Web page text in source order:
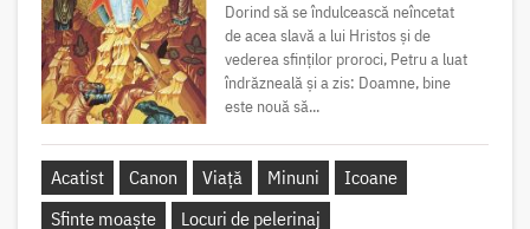
Dorind să se îndulcească neîncetat
de acea slavă a lui Hristos și de
vederea sfinților proroci, Petru a luat
îndrăzneală și a zis: Doamne, bine
este nouă să...
Acatist Canon Viață Minuni
Icoane
Sfinte moaște
Locuri de pelerinaj